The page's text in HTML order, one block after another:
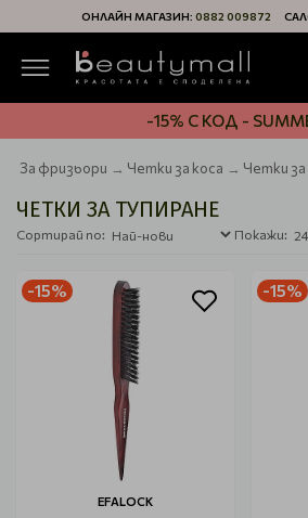
ОНЛАЙН МАГАЗИН: 0882 009872
-15% С КОД -
За фризьори Четки за коса Четки
ЧЕТКИ ЗА ТУПИРАНЕ
Сортирай по: Покажи:
-15%
EFALOCK
-15%